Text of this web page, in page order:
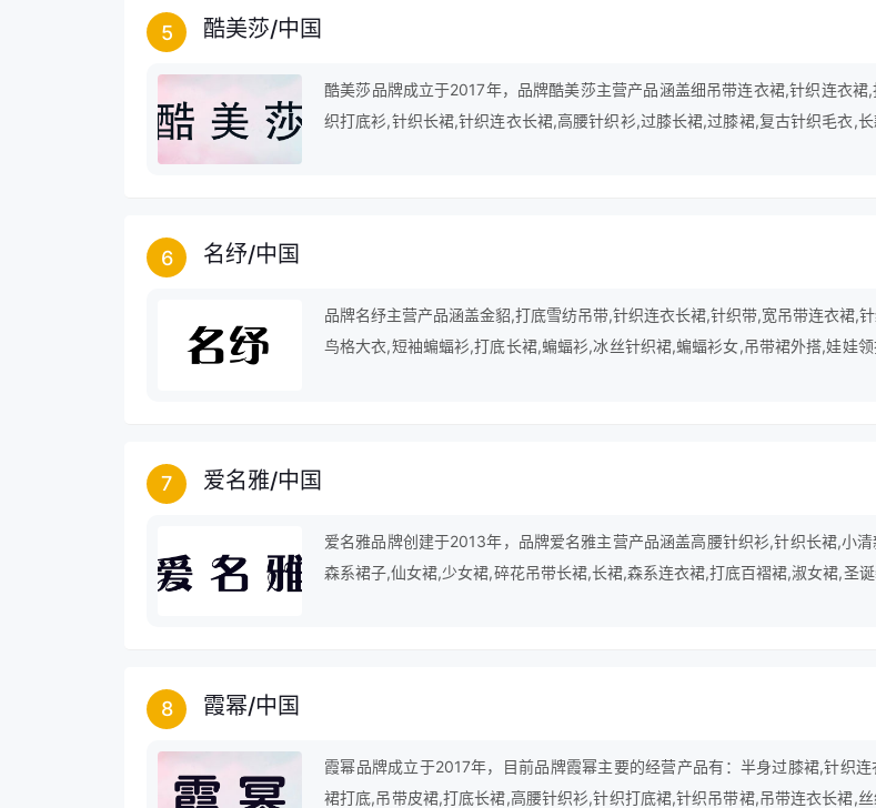
5 酷美莎/中国
酷美莎品牌成立于2017年，品牌酷美莎主营产品涵盖细吊带连衣裙,针织连衣裙
织打底衫,针织长裙,针织连衣长裙,高腰针织衫,过膝长裙,过膝裙,复古针织毛衣,
6 名纾/中国
品牌名纾主营产品涵盖金貂,打底雪纺吊带,针织连衣长裙,针织带,宽吊带连衣裙,
鸟格大衣,短袖蝙蝠衫,打底长裙,蝙蝠衫,冰丝针织裙,蝙蝠衫女,吊带裙外搭,娃娃
7 爱名雅/中国
爱名雅品牌创建于2013年，品牌爱名雅主营产品涵盖高腰针织衫,针织长裙,小
森系裙子,仙女裙,少女裙,碎花吊带长裙,长裙,森系连衣裙,打底百褶裙,淑女裙,圣
8 霞幂/中国
霞幂品牌成立于2017年，目前品牌霞幂主要的经营产品有：半身过膝裙,针织
裙打底,吊带皮裙,打底长裙,高腰针织衫,针织打底裙,针织吊带裙,吊带连衣长裙,